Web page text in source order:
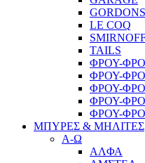
LE COQ
TAILS
ΦΡΟΥ-
ΦΡΟΥ-
ΦΡΟΥ-
ΦΡΟΥ-
ΦΡΟΥ-
ΜΠΥΡΕΣ & ΜΗΛΙΤΕΣ
Α-Ω
ΑΛΦΑ